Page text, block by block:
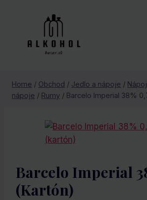
Home / Obchod / Jedlo a nápoje /
nápoje / Rumy / Barcelo Imperial 38%
Barcelo Imperial
(kartón)